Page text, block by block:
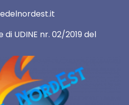
UDINE nr. 02/2019 del